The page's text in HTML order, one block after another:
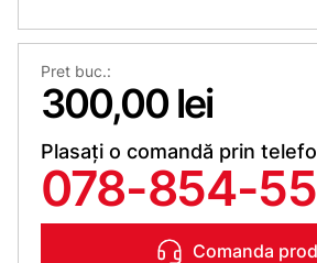
Pret buc.:
300,00 lei
Plasați o comandă prin
078-854-
Comanda